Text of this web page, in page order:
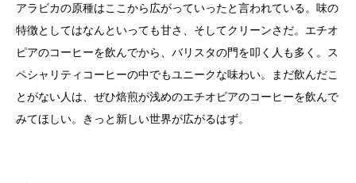
アラビカの原種はここから広がっていったと言われている。味の
特徴としてはなんといっても甘さ、そしてクリーンさだ。エチオ
ピアのコーヒーを飲んでから、バリスタの門を叩く人も多く。ス
ペシャリティコーヒーの中でもユニークな味わい。まだ飲んだこ
とがない人は、ぜひ焙煎が浅めのエチオピアのコーヒーを飲んで
みてほしい。きっと新しい世界が広がるはず。